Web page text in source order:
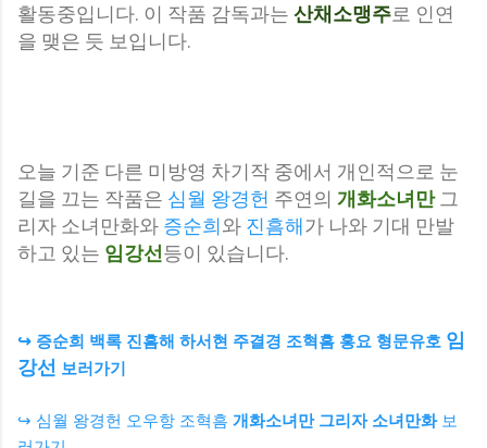
활동중입니다. 이 작품 감독과는 산채소맹주로 인연
을 맺은 듯 보입니다.
오늘 기준 다른 미방영 차기작 중에서 개인적으로 눈
길을 끄는 작품은 심월 왕경헌 주연의 개화소녀만그
리자 소녀만화와 증순희와 진흠해가 나와 기대 만발
하고 있는 임강선 등이 있습니다.
↪ 증순희 백록 진흠해 하서현 주결경 조혁흠 홍요 형문유호 임
강선 보러가기
↪ 심월 왕경헌 오우항 조혁흠 개화소녀만 그리자 소녀만화 보